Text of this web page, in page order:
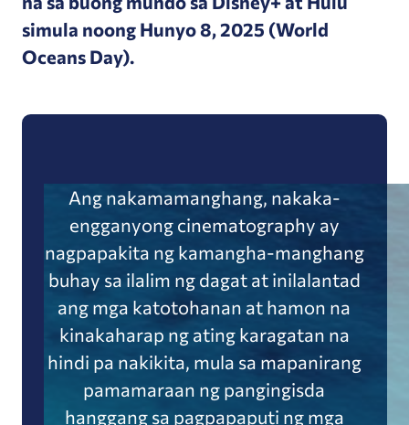
simula noong Hunyo 8, 2025 (World
Oceans Day).
Ang nakamamanghang, nakaka-
engganyong cinematography ay
nagpapakita ng kamangha-manghang
buhay sa ilalim ng dagat at inilalantad
ang mga katotohanan at hamon na
kinakaharap ng ating karagatan na
hindi pa nakikita, mula sa mapanirang
pamamaraan ng pangingisda
hanggang sa pagpapaputi ng mga